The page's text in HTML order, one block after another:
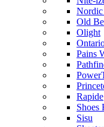
Nordic
Old
Olight
Pains
Rapide
Shoes
Sisu